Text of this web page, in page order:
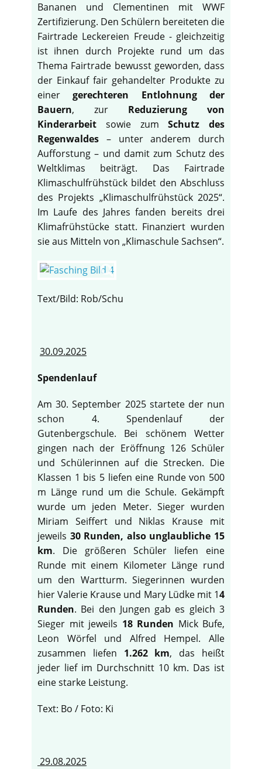
Bananen und Clementinen mit WWF
Zertifizierung. Den Schülern bereiteten die
Fairtrade Leckereien Freude - gleichzeitig
ist ihnen durch Projekte rund um das
Thema Fairtrade bewusst geworden, dass
der Einkauf fair gehandelter Produkte zu
einergerechteren Entlohnung der
Bauern, zur Reduzierung von
Kinderarbeit sowie zumSchutz des
Regenwaldes – unter anderem durch
Aufforstung – und damit zum Schutz des
Weltklimas beiträgt. Das Fairtrade
Klimaschulfrühstück bildet den Abschluss
des Projekts „Klimaschulfrühstück 2025“.
Im Laufe des Jahres fanden bereits drei
Klimafrühstücke statt. Finanziert wurden
sie aus Mitteln von „Klimaschule Sachsen“.
Text/Bild: Rob/Schu
30.09.2025
Spendenlauf
Am 30. September 2025 startete der nun
schon 4. Spendenlauf der
Gutenbergschule. Bei schönem Wetter
gingen nach der Eröffnung 126 Schüler
und Schülerinnen auf die Strecken. Die
Klassen 1 bis 5 liefen eine Runde von 500
m Länge rund um die Schule. Gekämpft
wurde um jeden Meter. Sieger wurden
Miriam Seiffert und Niklas Krause mit
jeweils 30 Runden, also unglaubliche 15
km. Die größeren Schüler liefen eine
Runde mit einem Kilometer Länge rund
um den Wartturm. Siegerinnen wurden
hier Valerie Krause und Mary Lüdke mit 14
Runden. Bei den Jungen gab es gleich 3
Sieger mit jeweils 18 Runden Mick Bufe,
Leon Wörfel und Alfred Hempel. Alle
zusammen liefen 1.262 km, das heißt
jeder lief im Durchschnitt 10 km. Das ist
eine starke Leistung.
Text: Bo / Foto: Ki
29.08.2025